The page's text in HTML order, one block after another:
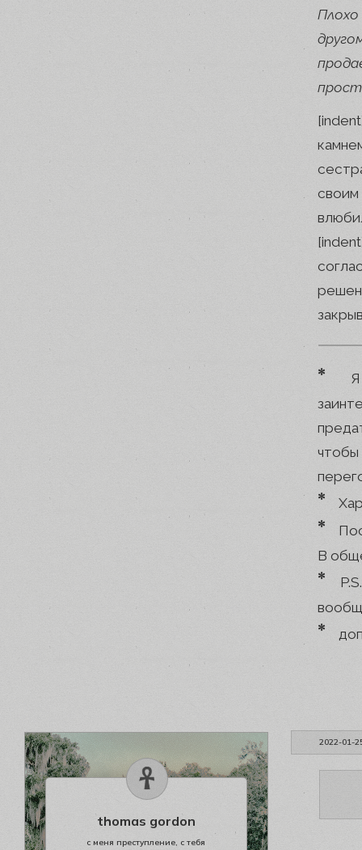
*
чтобы
*
*
В
*
*
2022-01-
thomas gordon
с меня преступление, с тебя